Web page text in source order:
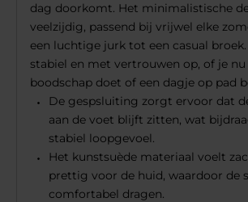
dag doorkomt. Het minimalistische
veelzijdig, passend bij vrijwel elke
een luchtige jurk tot een casual
stabiel en met vertrouwen op, of je
boodschap doet of een dagje op pad
De gespsluiting zorgt ervoor dat
aan de voet blijft zitten, wat
stabiel loopgevoel.
Het kunstsuède materiaal voelt
prettig voor de huid, waardoor de
comfortabel dragen.